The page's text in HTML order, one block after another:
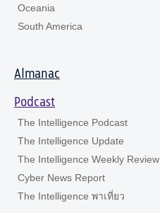
Oceania
South America
Almanac
Podcast
The Intelligence Podcast
The Intelligence Update
The Intelligence Weekly Review
Cyber News Report
The Intelligence พาเที่ยว